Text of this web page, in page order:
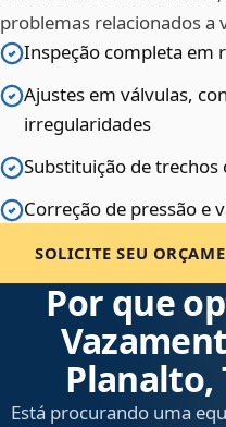
problemas relacionados a
Inspeção completa em
Ajustes em válvulas,
irregularidades
Substituição de
Correção de pressão e
SOLICITE SEU
Por que
Planalto,
Está procurando uma